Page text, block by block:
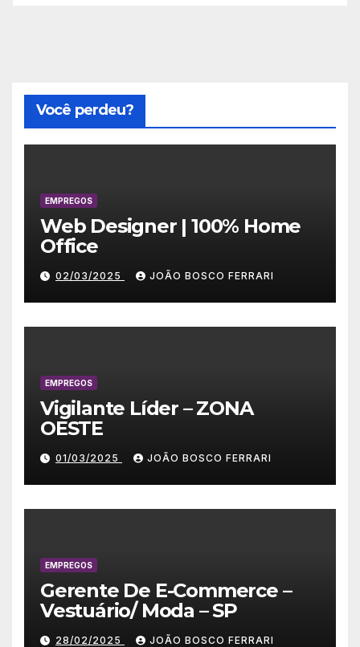
Você perdeu?
EMPREGOS
Web Designer | 100% Home
Office
02/03/2025 JOÃO BOSCO FERRARI
EMPREGOS
Vigilante Líder – ZONA
OESTE
01/03/2025 JOÃO BOSCO FERRARI
EMPREGOS
Gerente De E-Commerce –
Vestuário/ Moda – SP
28/02/2025 JOÃO BOSCO FERRARI